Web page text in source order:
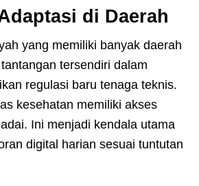
di Daerah
yang memiliki banyak daerah
tersendiri dalam
regulasi baru tenaga teknis.
kesehatan memiliki akses
Ini menjadi kendala utama
digital harian sesuai tuntutan